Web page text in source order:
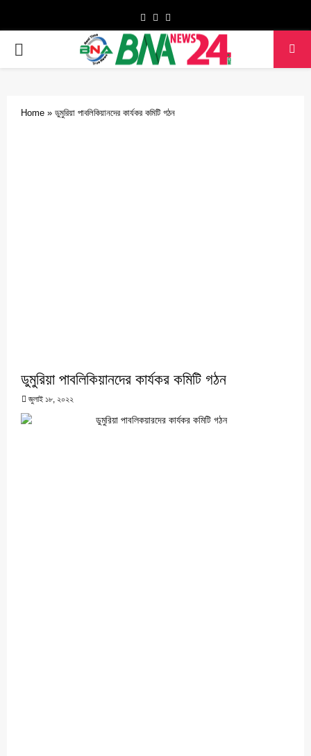
Facebook
Twitter
PRIMARY
Home » ডুমুরিয়া পাবলিকিয়ানদের কার্যকর কমিটি গঠন
ডুমুরিয়া পাবলিকিয়ানদের কার্যকর কমিটি গঠন
জুলাই ১৮, ২০২২